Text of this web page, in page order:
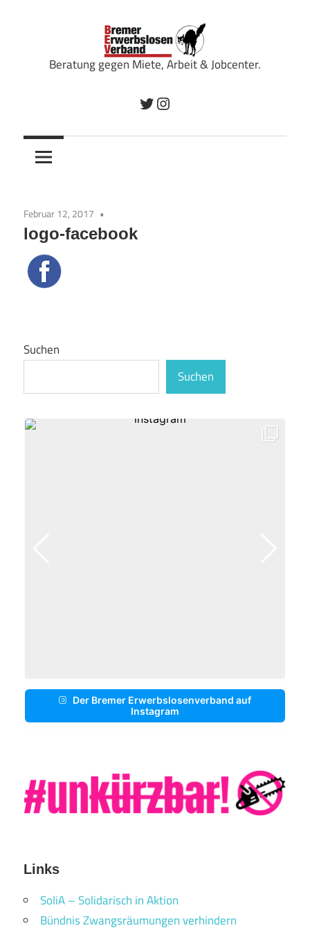
Bremer
Erwerbslosenverband
Beratung gegen Miete, Arbeit & Jobcenter.
TwitterInstagram
Februar 12, 2017
logo-facebook
Suchen
Suchen
Der Bremer Erwerbslosenverband auf
Instagram
Links
SoliA – Solidarisch in Aktion
Bündnis Zwangsräumungen verhindern